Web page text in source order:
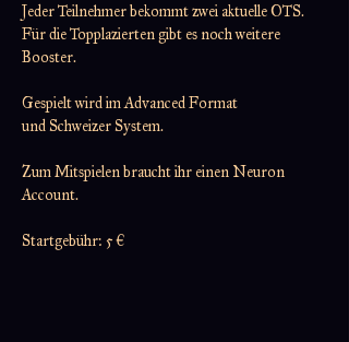
Jeder Teilnehmer bekommt zwei aktuelle OTS.
Für die Topplazierten gibt es noch weitere
Booster.
Gespielt wird im Advanced Format
und Schweizer System.
Zum Mitspielen braucht ihr einen Neuron
Account.
Startgebühr: 5 €